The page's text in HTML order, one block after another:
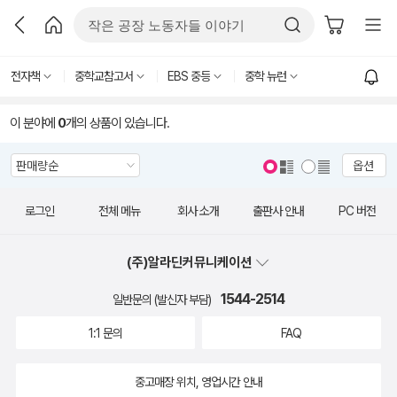
전자책 중학교참고서 EBS 중등 중학 뉴런
이 분야에 0개의 상품이 있습니다.
옵션
로그인 전체 메뉴 회사 소개 출판사 안내 PC 버전
(주)알라딘커뮤니케이션
일반문의 (발신자 부담) 1544-2514
1:1 문의 FAQ
중고매장 위치, 영업시간 안내